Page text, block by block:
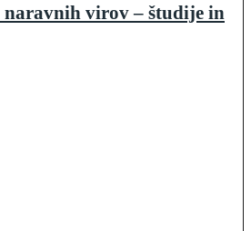
virov – študije in